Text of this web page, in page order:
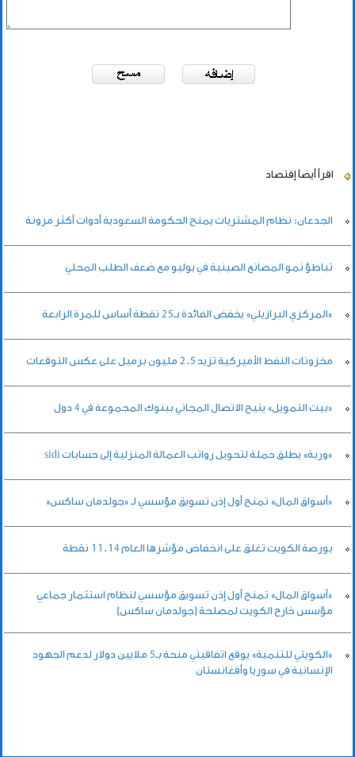
اقرأ أيضاً إقتصاد
الجدعان: نظام المشتريات يمنح الحكومة السعودية أدوات أكثر مرونة
تباطؤ نمو المصانع الصينية في يوليو مع ضعف الطلب المحلي
«المركزي البرازيلي» يخفض الفائدة بـ25 نقطة أساس للمرة الرابعة
مخزونات النفط الأميركية تزيد 2.5 مليون برميل على عكس التوقعات
«بيت التمويل» يتيح الاتصال المجاني ببنوك المجموعة في 4 دول
«وربة» يطلق حملة لتحويل رواتب العمالة المنزلية إلى حسابات sidi
«أسواق المال» تمنح أول إذن تسويق مؤسسي لـ «جولدمان ساكس»
بورصة الكويت تغلق على انخفاض مؤشرها العام 11.14 نقطة
«أسواق المال» تمنح أول إذن تسويق مؤسسي لنظام استثمار جماعي
مؤسس خارج الكويت لمصلحة (جولدمان ساكس)
«الكويتي للتنمية» يوقع اتفاقيتي منحة بـ5 ملايين دولار لدعم الجهود
الإنسانية في سوريا وأفغانستان